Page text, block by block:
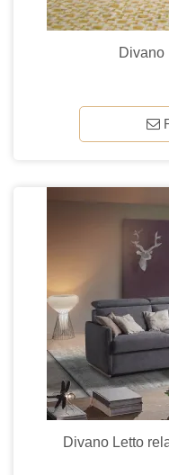
Divano
Divano Letto